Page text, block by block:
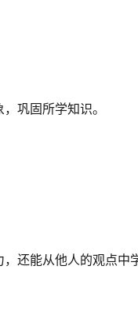
巩固所学知识。
还能从他人的观点中